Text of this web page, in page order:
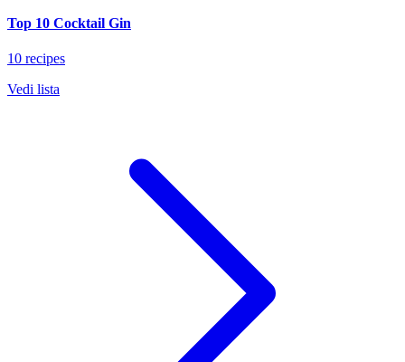
Top 10 Cocktail Gin
10 recipes
Vedi lista